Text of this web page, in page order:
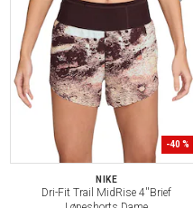
-40 %
NIKE
Dri-Fit Trail MidRise 4''Brief